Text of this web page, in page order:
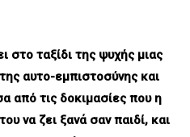
στο ταξίδι της ψυχής μιας
αυτo-εμπιστοσύνης και
από τις δοκιμασίες που η
να ζει ξανά σαν παιδί, και